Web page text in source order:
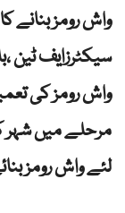
واش رومز بنانے
سیکٹرزایف ٹین
واش رومز کی
مرحلے میں شہر
لئے واش رومز